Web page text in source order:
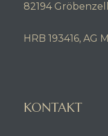
82194 Gröbenzell
HRB 193416, AG
KONTAKT